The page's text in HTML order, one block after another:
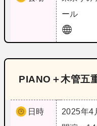
ール
PIANO＋木管五
日時
2025年4